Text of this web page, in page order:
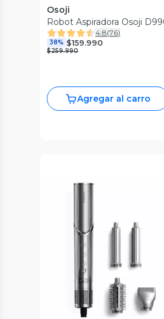
Osoji
Robot Aspiradora Osoji
4.8(76)
38% $159.990
$259.990
Agregar al carro
Vista Previa